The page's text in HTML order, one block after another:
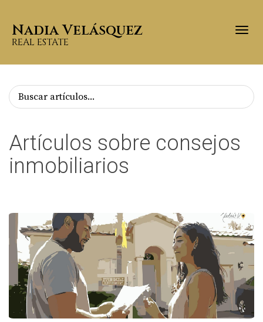
Nadia Velásquez
REAL ESTATE
Artículos sobre consejos
inmobiliarios